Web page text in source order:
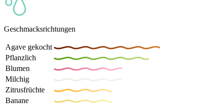
Geschmacksrichtungen
Agave gekocht
Pflanzlich
Blumen
Milchig
Zitrusfrüchte
Banane